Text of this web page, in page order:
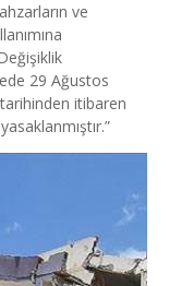
ve
29 Ağustos
itibaren